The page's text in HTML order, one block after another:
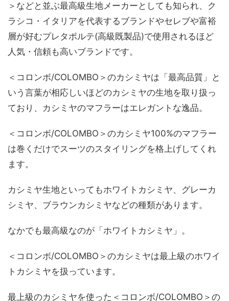
＞などと並ぶ最高級生地メーカーとしても知られ、ク
ラシコ・イタリアを代表するブランドやセレブや富裕
層が好むプレタポルテ(高級既製品)で使用されるほど
人気・信頼も高いブランドです。
＜コロンボ/COLOMBO＞のカシミヤは「最高品質」と
いう言葉が相応しいほどのカシミヤの生地を取り扱っ
ており、カシミヤのマフラーはエレガントな逸品。
＜コロンボ/COLOMBO＞のカシミヤ100%のマフラー
は巻くだけでスーツのスタイリングを格上げしてくれ
ます。
カシミヤ生地といってもホワイトカシミヤ、グレーカ
シミヤ、ブラウンカシミヤなどの種類があります。
なかでも最高級なのが「ホワイトカシミヤ」。
＜コロンボ/COLOMBO＞のカシミヤは最上級のホワイ
トカシミヤを扱っています。
最上級のカシミヤを使った＜コロンボ/COLOMBO＞の